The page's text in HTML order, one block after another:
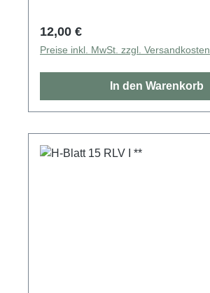
Regulärer Preis:
12,00 €
Preise inkl. MwSt. zzgl. Versandkosten
In den Warenkorb